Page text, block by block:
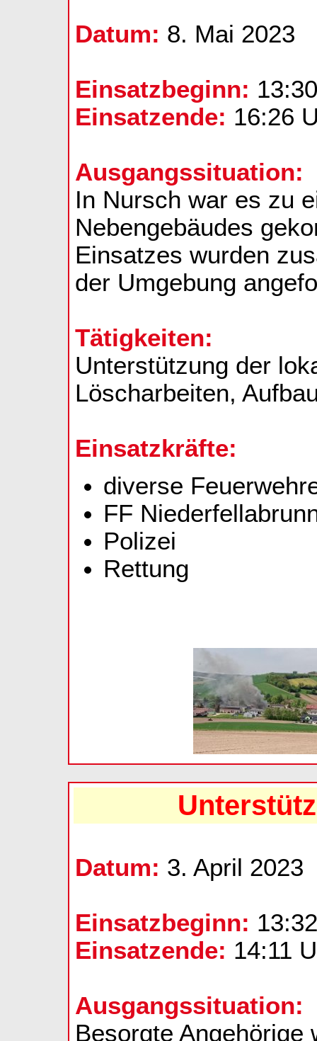
Datum: 8. Mai 2023
Einsatzbeginn:
Einsatzende: 16:26
Ausgangssituation:
In Nursch war es zu
Nebengebäudes
Einsatzes wurden
der Umgebung
Tätigkeiten:
Unterstützung der
Löscharbeiten,
Einsatzkräfte:
diverse
FF
Polizei
Rettung
Datum: 3. April 2023
Einsatzbeginn:
Einsatzende: 14:11
Ausgangssituation:
Besorgte